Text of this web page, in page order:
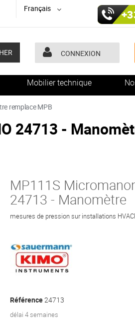
Français
CONNEXION
Mobilier technique
remplace MPB
24713 -
MP111S
24713 - Manomètre
mesures de pression sur installations
Référence24713
délai 4 semaines